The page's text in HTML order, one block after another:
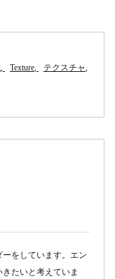
Texture
テクスチャ
をしています。エン
たいと考えていま